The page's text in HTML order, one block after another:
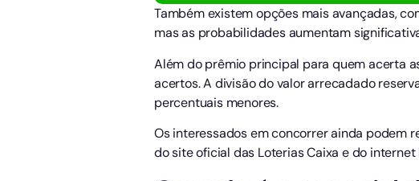
Também existem opções mais avançadas,
mas as probabilidades aumentam
Além do prêmio principal para quem acerta
acertos. A divisão do valor arrecadado
percentuais menores.
Os interessados em concorrer ainda podem
do site oficial das Loterias Caixa e do